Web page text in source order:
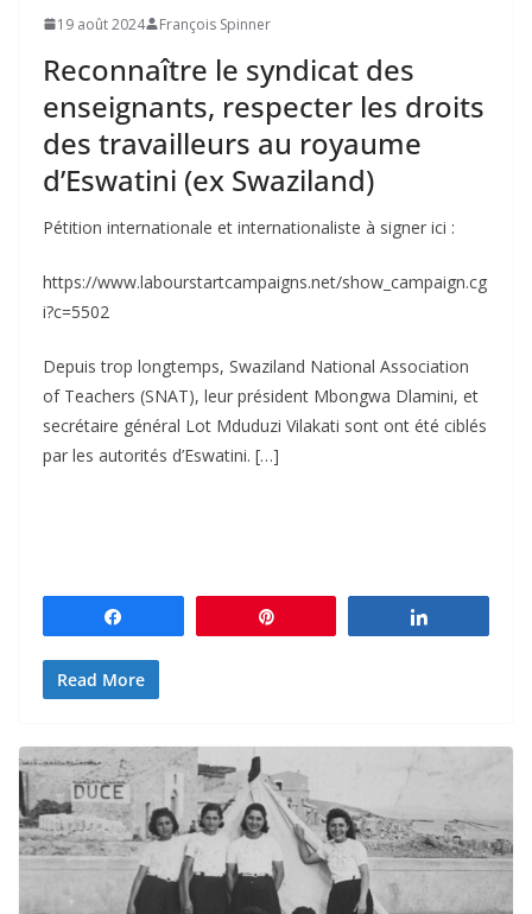
19 août 2024 François Spinner
Reconnaître le syndicat des
enseignants, respecter les droits
des travailleurs au royaume
d’Eswatini (ex Swaziland)
Pétition internationale et internationaliste à signer ici :
https://www.labourstartcampaigns.net/show_campaign.cg
i?c=5502
Depuis trop longtemps, Swaziland National Association
of Teachers (SNAT), leur président Mbongwa Dlamini, et
secrétaire général Lot Mduduzi Vilakati sont ont été ciblés
par les autorités d’Eswatini. […]
Read More